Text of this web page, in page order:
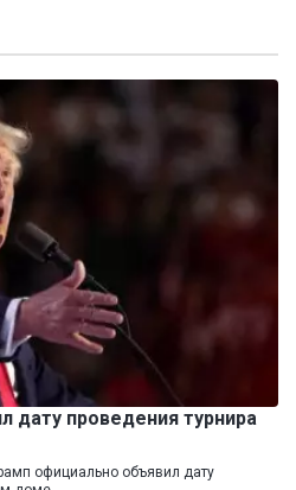
дату проведения турнира
официально объявил дату